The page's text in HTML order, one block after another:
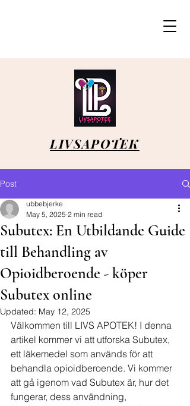
LIVSAPOTEK
Post
Subutex: En Utbildande Guide
till Behandling av
Opioidberoende - köper
Subutex online
ubbebjerke
May 5, 2025 2 min read
Updated: May 12, 2025
Välkommen till LIVS APOTEK! I denna
artikel kommer vi att utforska Subutex,
ett läkemedel som används för att
behandla opioidberoende. Vi kommer
att gå igenom vad Subutex är, hur det
fungerar, dess användning,